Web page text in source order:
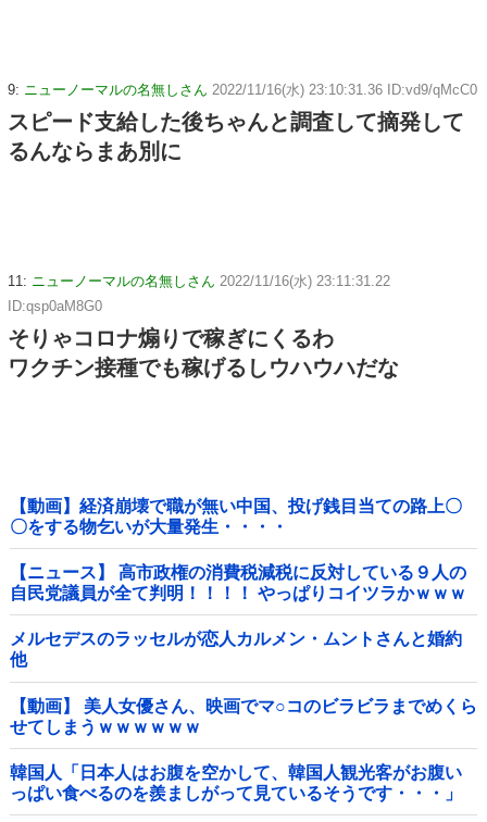
9: ニューノーマルの名無しさん 2022/11/16(水) 23:10:31.36 ID:vd9/qMcC0
スピード支給した後ちゃんと調査して摘発して
るんならまあ別に
11: ニューノーマルの名無しさん 2022/11/16(水) 23:11:31.22
ID:qsp0aM8G0
そりゃコロナ煽りで稼ぎにくるわ
ワクチン接種でも稼げるしウハウハだな
【動画】経済崩壊で職が無い中国、投げ銭目当ての路上〇
〇をする物乞いが大量発生・・・・
【ニュース】 高市政権の消費税減税に反対している９人の
自民党議員が全て判明！！！！ やっぱりコイツラかｗｗｗ
ｗｗ
メルセデスのラッセルが恋人カルメン・ムントさんと婚約
他
【動画】 美人女優さん、映画でマ○コのビラビラまでめくら
せてしまうｗｗｗｗｗｗ
韓国人「日本人はお腹を空かして、韓国人観光客がお腹い
っぱい食べるのを羨ましがって見ているそうです・・・」